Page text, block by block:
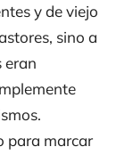
y de viejo
sino a
eran
para marcar